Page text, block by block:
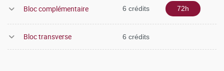
Bloc complémentaire 6 crédits 72h
Bloc transverse 6 crédits